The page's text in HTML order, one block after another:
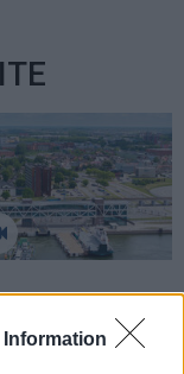
Information
terminalas: